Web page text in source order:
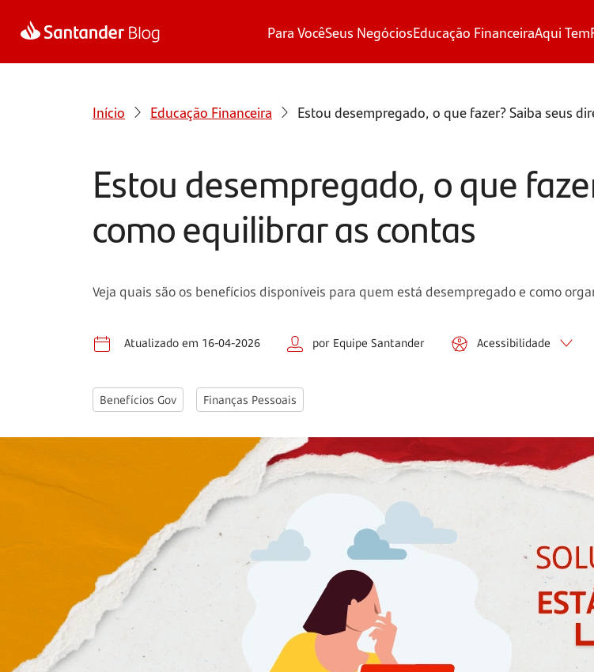
Para VocêSeus NegóciosEducação FinanceiraAqui Tem
Início Educação Financeira Estou desempregado, o que fazer? Saiba seus
Estou desempregado, o que
como equilibrar as contas
Veja quais são os benefícios disponíveis para quem está desempregado e como
Atualizado em 16-04-2026 por Equipe Santander Acessibilidade
Benefícios Gov Finanças Pessoais